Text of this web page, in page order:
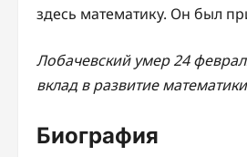
здесь математику. Он был
Лобачевский умер 24
вклад в развитие
Биография